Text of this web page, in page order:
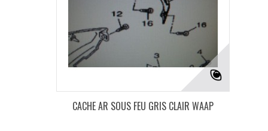
CACHE AR SOUS FEU GRIS CLAIR WAAP